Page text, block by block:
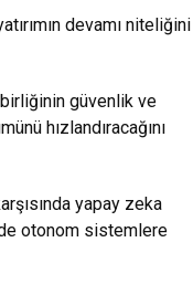
devamı niteliğini
güvenlik ve
hızlandıracağını
yapay zeka
otonom sistemlere